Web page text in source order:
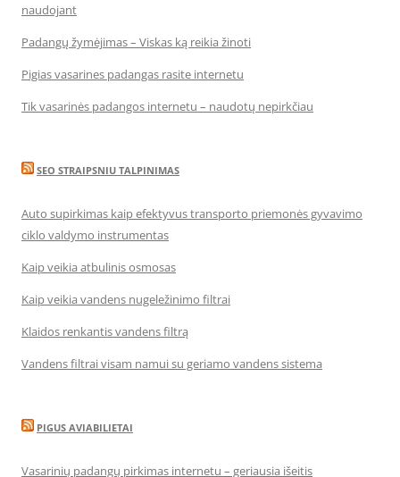
naudojant
Padangų žymėjimas – Viskas ką reikia žinoti
Pigias vasarines padangas rasite internetu
Tik vasarinės padangos internetu – naudotų nepirkčiau
SEO STRAIPSNIU TALPINIMAS
Auto supirkimas kaip efektyvus transporto priemonės gyvavimo
ciklo valdymo instrumentas
Kaip veikia atbulinis osmosas
Kaip veikia vandens nugeležinimo filtrai
Klaidos renkantis vandens filtrą
Vandens filtrai visam namui su geriamo vandens sistema
PIGUS AVIABILIETAI
Vasarinių padangų pirkimas internetu – geriausia išeitis